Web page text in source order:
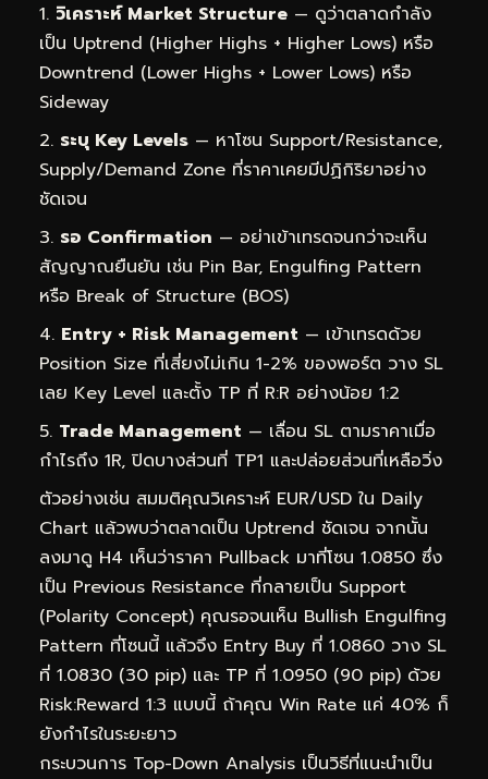
วิเคราะห์ Market Structure — ดูว่าตลาดกำลัง
เป็น Uptrend (Higher Highs + Higher Lows) หรือ
Downtrend (Lower Highs + Lower Lows) หรือ
Sideway
ระบุ Key Levels — หาโซน Support/Resistance,
Supply/Demand Zone ที่ราคาเคยมีปฏิกิริยาอย่าง
ชัดเจน
รอ Confirmation — อย่าเข้าเทรดจนกว่าจะเห็น
สัญญาณยืนยัน เช่น Pin Bar, Engulfing Pattern
หรือ Break of Structure (BOS)
Entry + Risk Management — เข้าเทรดด้วย
Position Size ที่เสี่ยงไม่เกิน 1-2% ของพอร์ต วาง SL
เลย Key Level และตั้ง TP ที่ R:R อย่างน้อย 1:2
Trade Management — เลื่อน SL ตามราคาเมื่อ
กำไรถึง 1R, ปิดบางส่วนที่ TP1 และปล่อยส่วนที่เหลือวิ่ง
ตัวอย่างเช่น สมมติคุณวิเคราะห์ EUR/USD ใน Daily
Chart แล้วพบว่าตลาดเป็น Uptrend ชัดเจน จากนั้น
ลงมาดู H4 เห็นว่าราคา Pullback มาที่โซน 1.0850 ซึ่ง
เป็น Previous Resistance ที่กลายเป็น Support
(Polarity Concept) คุณรอจนเห็น Bullish Engulfing
Pattern ที่โซนนี้ แล้วจึง Entry Buy ที่ 1.0860 วาง SL
ที่ 1.0830 (30 pip) และ TP ที่ 1.0950 (90 pip) ด้วย
Risk:Reward 1:3 แบบนี้ ถ้าคุณ Win Rate แค่ 40% ก็
ยังกำไรในระยะยาว
กระบวนการ Top-Down Analysis เป็นวิธีที่แนะนำเป็น